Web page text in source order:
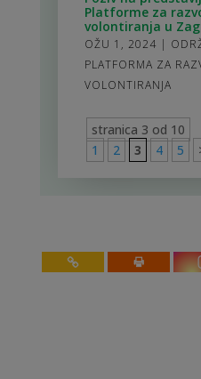
Platforme za
volontiranja u
OŽU 1, 2024 |
PLATFORMA ZA
VOLONTIRANJA
stranica 3 od 10
1
2 3 4 5